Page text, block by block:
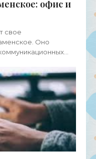
офис и
свое
Оно